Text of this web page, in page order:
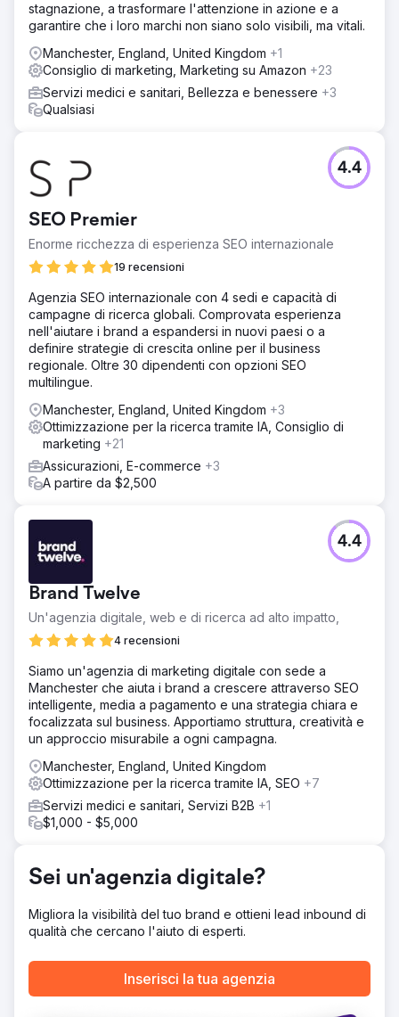
stagnazione, a trasformare l'attenzione in azione e a
garantire che i loro marchi non siano solo visibili, ma vitali.
Manchester, England, United Kingdom +1
Consiglio di marketing, Marketing su Amazon +23
Servizi medici e sanitari, Bellezza e benessere +3
Qualsiasi
SEO Premier
Enorme ricchezza di esperienza SEO internazionale
19 recensioni
4.4
Agenzia SEO internazionale con 4 sedi e capacità di
campagne di ricerca globali. Comprovata esperienza
nell'aiutare i brand a espandersi in nuovi paesi o a
definire strategie di crescita online per il business
regionale. Oltre 30 dipendenti con opzioni SEO
multilingue.
Manchester, England, United Kingdom +3
Ottimizzazione per la ricerca tramite IA, Consiglio di
marketing +21
Assicurazioni, E-commerce +3
A partire da $2,500
Brand Twelve
Un'agenzia digitale, web e di ricerca ad alto impatto,
4 recensioni
4.4
Siamo un'agenzia di marketing digitale con sede a
Manchester che aiuta i brand a crescere attraverso SEO
intelligente, media a pagamento e una strategia chiara e
focalizzata sul business. Apportiamo struttura, creatività e
un approccio misurabile a ogni campagna.
Manchester, England, United Kingdom
Ottimizzazione per la ricerca tramite IA, SEO +7
Servizi medici e sanitari, Servizi B2B +1
$1,000 - $5,000
Sei un'agenzia digitale?
Migliora la visibilità del tuo brand e ottieni lead inbound di
qualità che cercano l'aiuto di esperti.
Inserisci la tua agenzia